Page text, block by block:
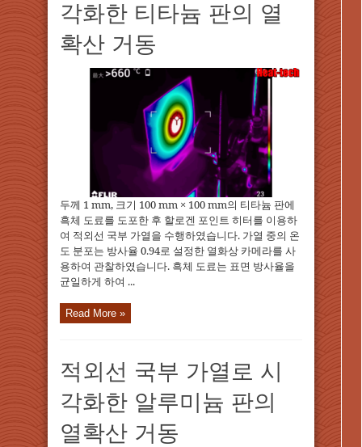
각화한 티타늄 판의 열
확산 거동
두께 1 mm, 크기 100 mm × 100 mm의 티타늄 판에
흑체 도료를 도포한 후 할로겐 포인트 히터를 이용하
여 적외선 국부 가열을 수행하였습니다. 가열 중의 온
도 분포는 방사율 0.94로 설정한 열화상 카메라를 사
용하여 관찰하였습니다. 흑체 도료는 표면 방사율을
균일하게 하여 ...
Read More »
적외선 국부 가열로 시
각화한 알루미늄 판의
열확산 거동